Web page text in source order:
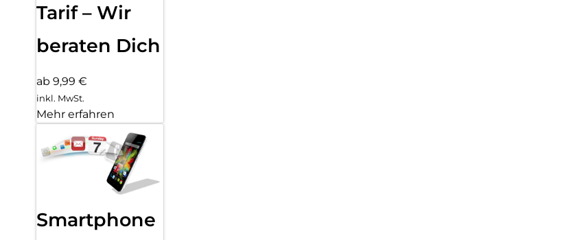
Tarif – Wir
beraten Dich
ab 9,99 €
inkl. MwSt.
Mehr erfahren
Smartphone